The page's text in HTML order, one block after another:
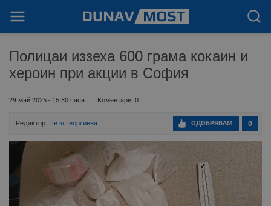
Полицаи иззеха 600 грама кокаин и
хероин при акции в София
29 май 2025 - 15:30 часа Коментари: 0
Редактор: Петя Георгиева 0
ОДОБРЯВАМ